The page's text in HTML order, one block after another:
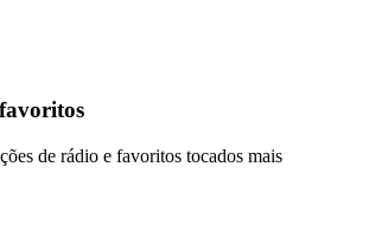
de rádio e favoritos tocados mais